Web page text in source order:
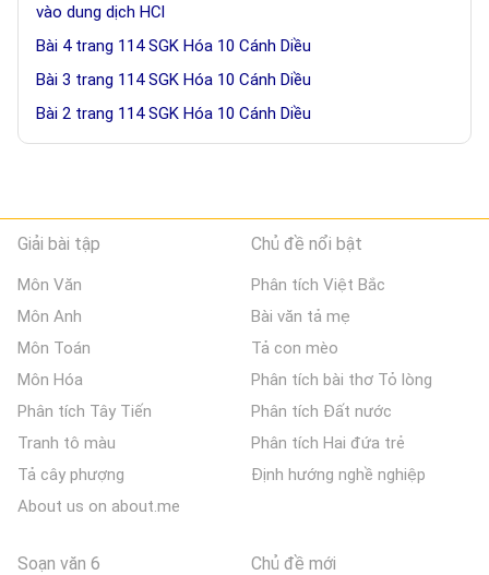
vào dung dịch HCl
Bài 4 trang 114 SGK Hóa 10 Cánh Diều
Bài 3 trang 114 SGK Hóa 10 Cánh Diều
Bài 2 trang 114 SGK Hóa 10 Cánh Diều
Giải bài tập
Môn Văn
Môn Anh
Môn Toán
Môn Hóa
Phân tích Tây Tiến
Tranh tô màu
Tả cây phượng
About us on about.me
Chủ đề nổi bật
Phân tích Việt Bắc
Bài văn tả mẹ
Tả con mèo
Phân tích bài thơ Tỏ lòng
Phân tích Đất nước
Phân tích Hai đứa trẻ
Định hướng nghề nghiệp
Soạn văn 6 Chủ đề mới